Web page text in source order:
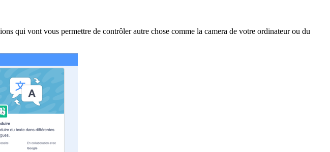
qui vont vous permettre de contrôler autre chose comme la camera de votre ordinateur ou du